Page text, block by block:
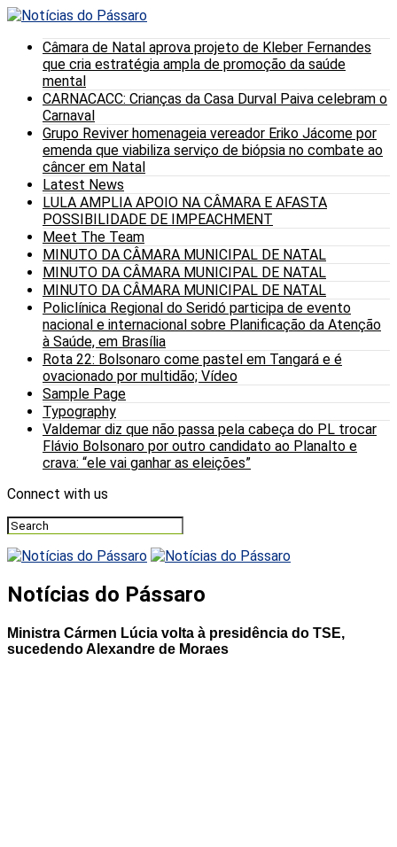
Câmara de Natal aprova projeto de Kleber Fernandes
que cria estratégia ampla de promoção da saúde
mental
CARNACACC: Crianças da Casa Durval Paiva celebram o
Carnaval
Grupo Reviver homenageia vereador Eriko Jácome por
emenda que viabiliza serviço de biópsia no combate ao
câncer em Natal
Latest News
LULA AMPLIA APOIO NA CÂMARA E AFASTA
POSSIBILIDADE DE IMPEACHMENT
Meet The Team
MINUTO DA CÂMARA MUNICIPAL DE NATAL
MINUTO DA CÂMARA MUNICIPAL DE NATAL
MINUTO DA CÂMARA MUNICIPAL DE NATAL
Policlínica Regional do Seridó participa de evento
nacional e internacional sobre Planificação da Atenção
à Saúde, em Brasília
Rota 22: Bolsonaro come pastel em Tangará e é
ovacionado por multidão; Vídeo
Sample Page
Typography
Valdemar diz que não passa pela cabeça do PL trocar
Flávio Bolsonaro por outro candidato ao Planalto e
crava: “ele vai ganhar as eleições”
Connect with us
Notícias do Pássaro
Ministra Cármen Lúcia volta à presidência do TSE,
sucedendo Alexandre de Moraes